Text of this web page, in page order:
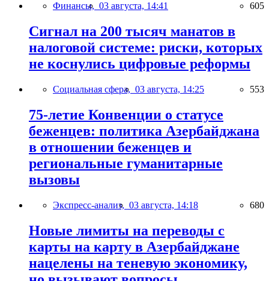
Финансы, 03 августа, 14:41 605
Сигнал на 200 тысяч манатов в
налоговой системе: риски, которых
не коснулись цифровые реформы
Социальная сфера, 03 августа, 14:25 553
75-летие Конвенции о статусе
беженцев: политика Азербайджана
в отношении беженцев и
региональные гуманитарные
вызовы
Экспресс-анализ, 03 августа, 14:18 680
Новые лимиты на переводы с
карты на карту в Азербайджане
нацелены на теневую экономику,